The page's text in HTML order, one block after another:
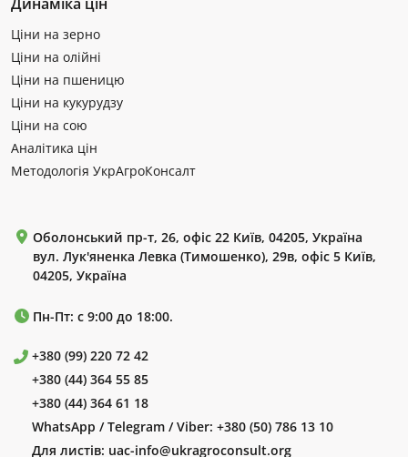
Ціни на зерно
Ціни на олійні
Ціни на пшеницю
Ціни на кукурудзу
Ціни на сою
Аналітика цін
Методологія УкрАгроКонсалт
Оболонський пр-т, 26, офіс 22 Київ, 04205, Україна
вул. Лук'яненка Левка (Тимошенко), 29в, офіс 5 Київ,
04205, Україна
Пн-Пт: с 9:00 до 18:00.
+380 (99) 220 72 42
+380 (44) 364 55 85
+380 (44) 364 61 18
WhatsApp / Telegram / Viber: +380 (50) 786 13 10
Для листів: uac-info@ukragroconsult.org